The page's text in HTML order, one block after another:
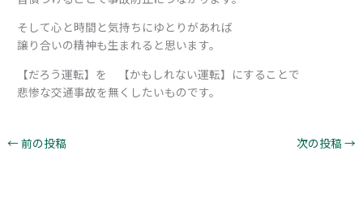
そして心と時間と気持ちにゆとりがあれば
譲り合いの精神も生まれると思います。
【だろう運転】を 【かもしれない運転】にすることで
悲惨な交通事故を無くしたいものです。
←前の投稿 次の投稿 →